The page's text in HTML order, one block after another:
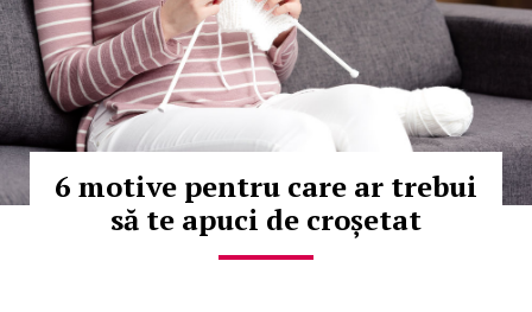
6 motive pentru care ar trebui
să te apuci de croșetat